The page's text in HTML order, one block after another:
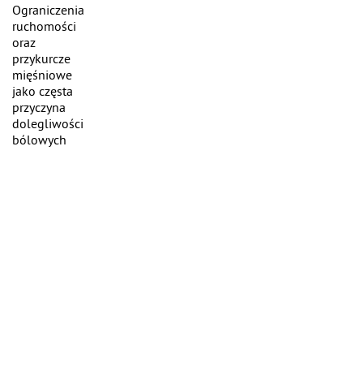
Ograniczenia
ruchomości
oraz
przykurcze
mięśniowe
jako częsta
przyczyna
dolegliwości
bólowych